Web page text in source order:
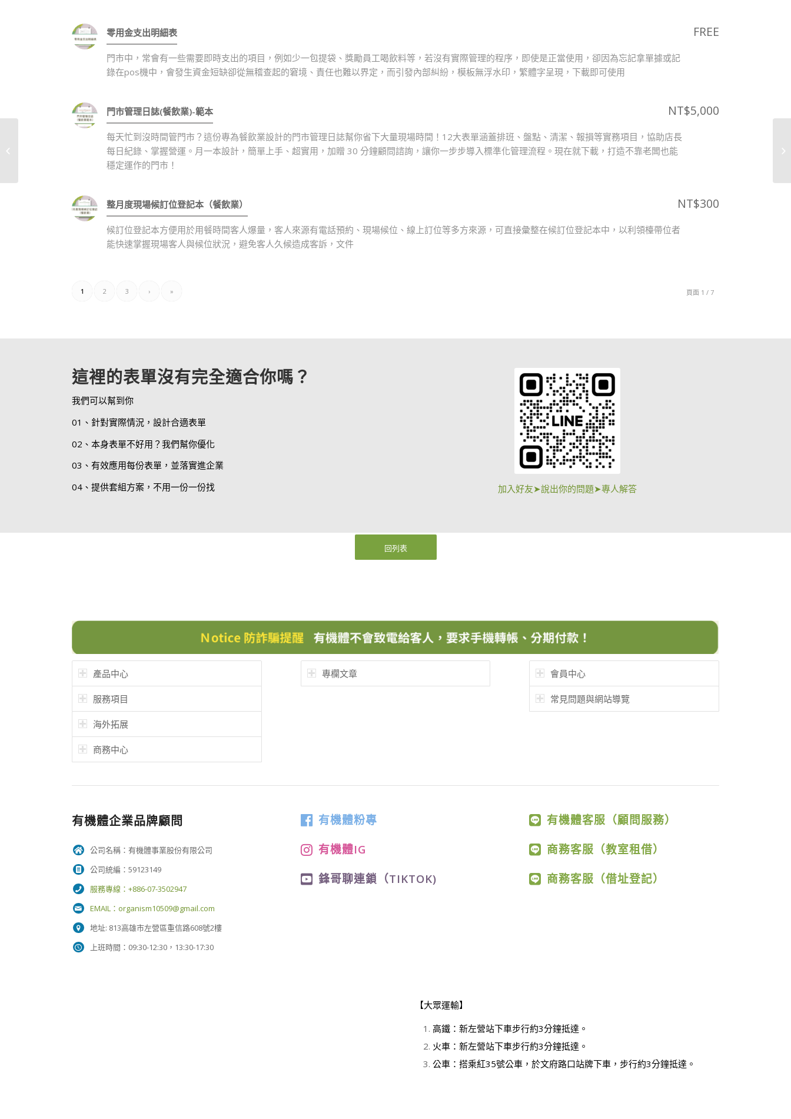
零用金支出明細表 FREE
門市中，常會有一些需要即時支出的項目，例如少一包提袋、獎勵員工喝飲料等，若沒有實際管理的程序，即使是正當使用，卻因為忘記拿單據或記
錄在pos機中，會發生資金短缺卻從無稽查起的窘境、責任也難以界定，而引發內部糾紛，模板無浮水印，繁體字呈現，下載即可使用
門市管理日誌(餐飲業)-範本 NT$5,000
每天忙到沒時間管門市？這份專為餐飲業設計的門市管理日誌幫你省下大量現場時間！12大表單涵蓋排班、盤點、清潔、報損等實務項目，協助店長
每日紀錄、掌握營運。月一本設計，簡單上手、超實用，加贈 30 分鐘顧問諮詢，讓你一步步導入標準化管理流程。現在就下載，打造不靠老闆也能
穩定運作的門市！
整月度現場候訂位登記本（餐飲業） NT$300
候訂位登記本方便用於用餐時間客人爆量，客人來源有電話預約、現場候位、線上訂位等多方來源，可直接彙整在候訂位登記本中，以利領檯帶位者
能快速掌握現場客人與候位狀況，避免客人久候造成客訴，文件
頁面 1 / 7
1 2 3 › »
這裡的表單沒有完全適合你嗎？
我們可以幫到你
01、針對實際情況，設計合適表單
02、本身表單不好用？我們幫你優化
03、有效應用每份表單，並落實進企業
04、提供套組方案，不用一份一份找
加入好友➤說出你的問題➤專人解答
回列表
產品中心
服務項目
海外拓展
商務中心
專欄文章 會員中心
常見問題與網站導覽
有機體企業品牌顧問
公司名稱：有機體事業股份有限公司
公司統編：59123149
服務專線：+886-07-3502947
EMAIL： organism10509@gmail.com
地址: 813高雄市左營區重信路608號2樓
上班時間：09:30-12:30，13:30-17:30
有機體粉專
有機體IG
鋒哥聊連鎖（TIKTOK)
有機體客服（顧問服務）
商務客服（教室租借）
商務客服（借址登記）
【大眾運輸】
高鐵：新左營站下車步行約3分鐘抵達。
火車：新左營站下車步行約3分鐘抵達。
公車：搭乘紅35號公車，於文府路口站牌下車，步行約3分鐘抵達。